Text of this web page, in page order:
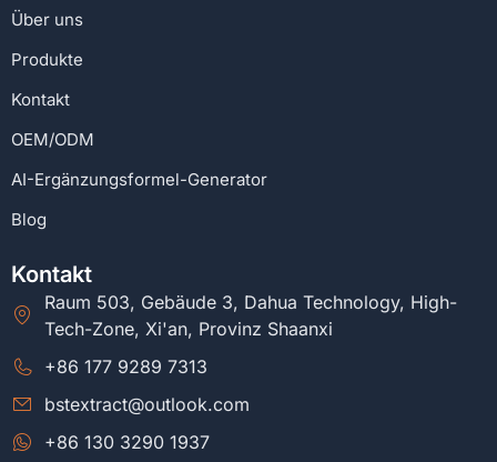
Über uns
Produkte
Kontakt
OEM/ODM
AI-Ergänzungsformel-Generator
Blog
Kontakt
Raum 503, Gebäude 3, Dahua Technology, High-
Tech-Zone, Xi'an, Provinz Shaanxi
+86 177 9289 7313
bstextract@outlook.com
+86 130 3290 1937